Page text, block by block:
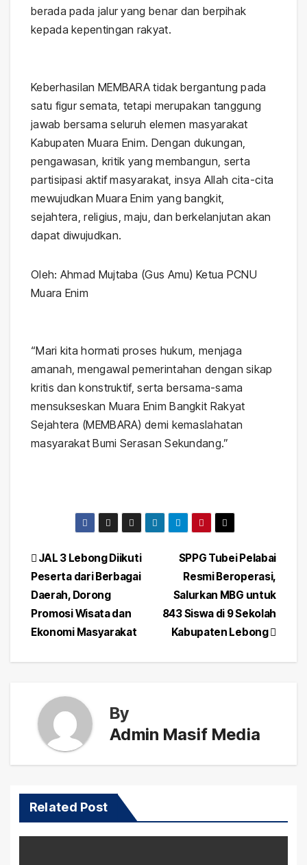
berada pada jalur yang benar dan berpihak
kepada kepentingan rakyat.
Keberhasilan MEMBARA tidak bergantung pada
satu figur semata, tetapi merupakan tanggung
jawab bersama seluruh elemen masyarakat
Kabupaten Muara Enim. Dengan dukungan,
pengawasan, kritik yang membangun, serta
partisipasi aktif masyarakat, insya Allah cita-cita
mewujudkan Muara Enim yang bangkit,
sejahtera, religius, maju, dan berkelanjutan akan
dapat diwujudkan.
Oleh: Ahmad Mujtaba (Gus Amu) Ketua PCNU
Muara Enim
“Mari kita hormati proses hukum, menjaga
amanah, mengawal pemerintahan dengan sikap
kritis dan konstruktif, serta bersama-sama
mensukseskan Muara Enim Bangkit Rakyat
Sejahtera (MEMBARA) demi kemaslahatan
masyarakat Bumi Serasan Sekundang.”
Post
navigation
SPPG Tubei Pelabai
Resmi Beroperasi,
Salurkan MBG untuk
843 Siswa di 9 Sekolah
Kabupaten Lebong
JAL 3 Lebong Diikuti
Peserta dari Berbagai
Daerah, Dorong
Promosi Wisata dan
Ekonomi Masyarakat
By
Admin Masif Media
Related Post